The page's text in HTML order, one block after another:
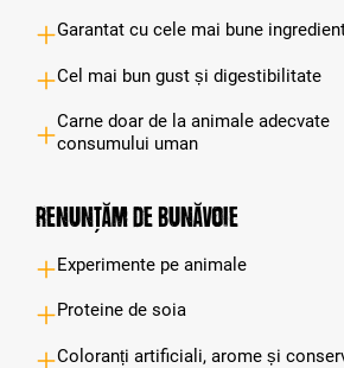
Garantat cu cele mai bune
Cel mai bun gust și digestibilitate
Carne doar de la animale adecvate
consumului uman
Renunțăm de bunăvoie
Experimente pe animale
Proteine de soia
Coloranți artificiali, arome și